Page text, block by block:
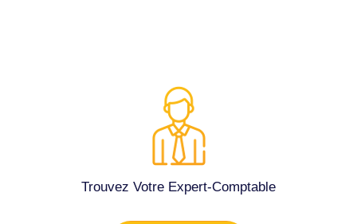
Trouvez Votre Expert-Comptable